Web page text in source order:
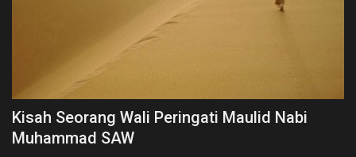
Kisah Seorang Wali Peringati Maulid Nabi
Muhammad SAW